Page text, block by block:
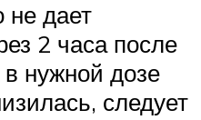
дает
2 часа после
нужной дозе
следует